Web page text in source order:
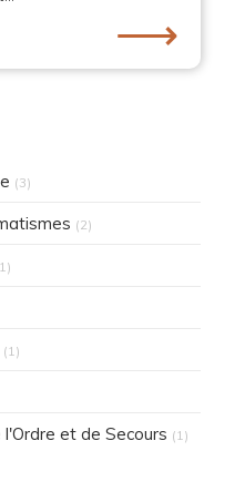
⟶
(3)
(2)
(1)
et de Secours (1)